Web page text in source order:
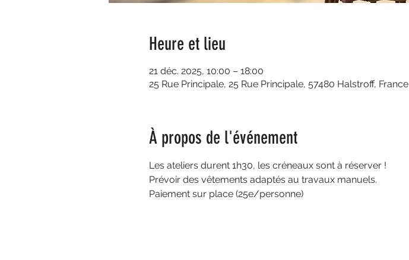
Heure et lieu
21 déc. 2025, 10:00 – 18:00
25 Rue Principale, 25 Rue Principale, 57480 Halstroff, France
À propos de l'événement
Les ateliers durent 1h30, les créneaux sont à réserver !
Prévoir des vêtements adaptés au travaux manuels.
Paiement sur place (25e/personne)